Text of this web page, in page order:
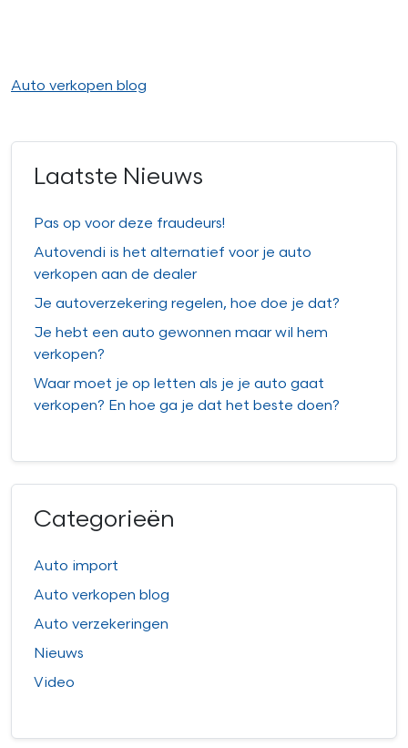
Auto verkopen blog
Laatste Nieuws
Pas op voor deze fraudeurs!
Autovendi is het alternatief voor je auto
verkopen aan de dealer
Je autoverzekering regelen, hoe doe je dat?
Je hebt een auto gewonnen maar wil hem
verkopen?
Waar moet je op letten als je je auto gaat
verkopen? En hoe ga je dat het beste doen?
Categorieën
Auto import
Auto verkopen blog
Auto verzekeringen
Nieuws
Video